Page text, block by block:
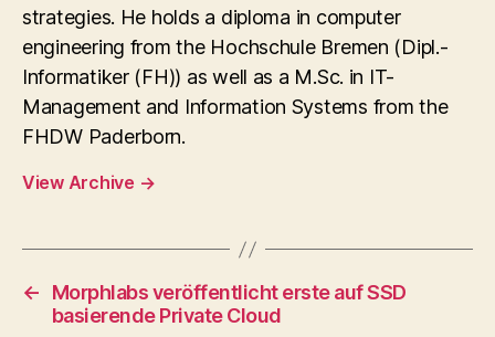
strategies. He holds a diploma in computer
engineering from the Hochschule Bremen (Dipl.-
Informatiker (FH)) as well as a M.Sc. in IT-
Management and Information Systems from the
FHDW Paderborn.
View Archive →
←
Morphlabs veröffentlicht erste auf SSD
basierende Private Cloud